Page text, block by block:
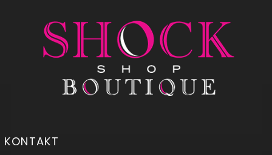
KONTAKT